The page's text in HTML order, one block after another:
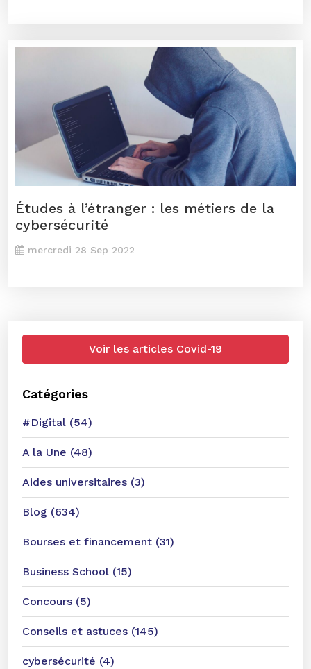
Études à l’étranger : les métiers de la
cybersécurité
mercredi 28 Sep 2022
Voir les articles Covid-19
Catégories
#Digital (54)
A la Une (48)
Aides universitaires (3)
Blog (634)
Bourses et financement (31)
Business School (15)
Concours (5)
Conseils et astuces (145)
cybersécurité (4)